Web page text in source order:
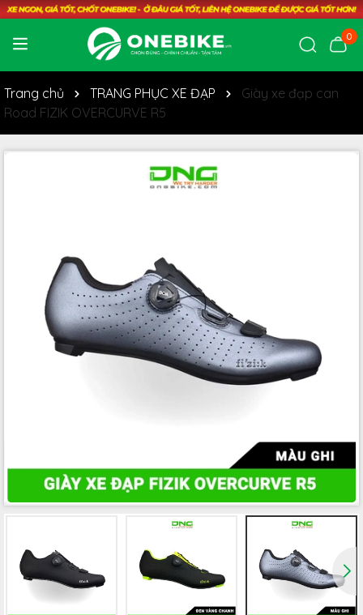
0
Trang chủ TRANG PHỤC XE ĐẠP
Giày xe đạp can
Road FIZIK OVERCURVE R5